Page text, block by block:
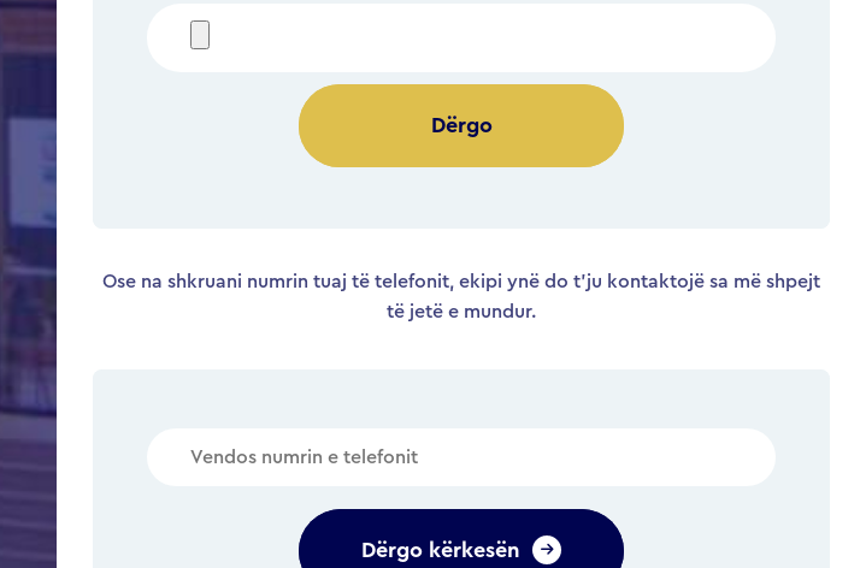
Ose na shkruani numrin tuaj të telefonit, ekipi ynë do t’ju kontaktojë sa më shpejt
të jetë e mundur.
Dërgo kërkesën